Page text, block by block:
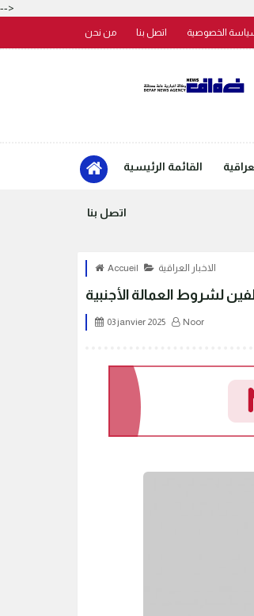
-->
من نحن اتصل بنا الخصوصية
القائمة الرئيسية
اتصل بنا
Accueil الاخبار العراقية
لشروط العمالة الأجنبية
03 janvier 2025 Noor